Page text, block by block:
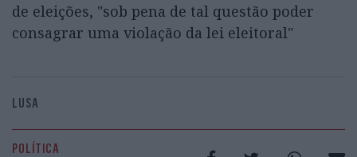
de eleições, "sob pena de tal questão poder
consagrar uma violação da lei eleitoral"
LUSA
POLÍTICA